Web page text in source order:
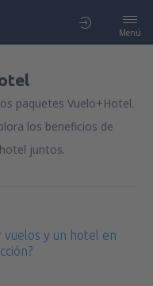
Menú
paquetes Vuelo+Hotel.
los beneficios de
juntos.
vuelos y un hotel en